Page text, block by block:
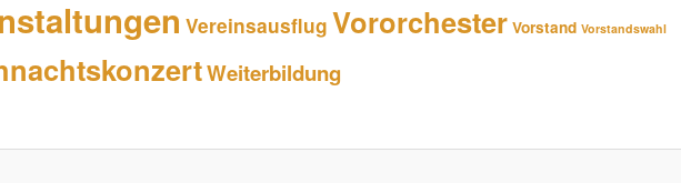
Vereinsausflug Vororchester Vorstand Vorstandswahl
Weiterbildung